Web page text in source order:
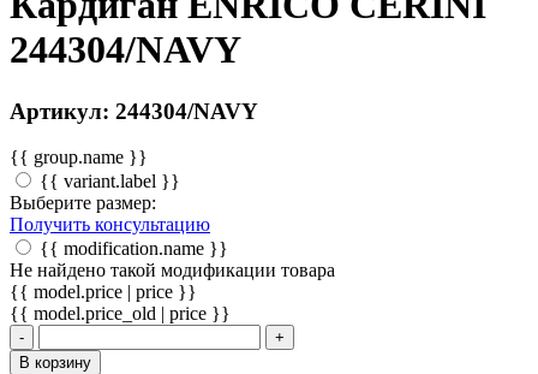
244304/NAVY
Артикул: 244304/NAVY
{{ group.name }}
{{ variant.label }}
Выберите размер:
Получить консультацию
{{ modification.name }}
Не найдено такой модификации товара
{{ model.price | price }}
{{ model.price_old | price }}
-
+
В корзину